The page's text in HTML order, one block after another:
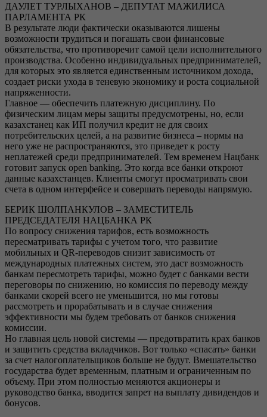
ДАУЛЕТ ТУРЛЫХАНОВ – ДЕПУТАТ МАЖИЛИСА
ПАРЛАМЕНТА РК
В результате люди фактически оказываются лишены
возможности трудиться и погашать свои финансовые
обязательства, что противоречит самой цели исполнительного
производства. Особенно индивидуальных предпринимателей,
для которых это является единственным источником дохода,
создает риски ухода в теневую экономику и роста социальной
напряженности.
Главное — обеспечить платежную дисциплину. По
физическим лицам меры защиты предусмотрены, но, если
казахстанец как ИП получил кредит не для своих
потребительских целей, а на развитие бизнеса – нормы на
него уже не распространяются, это приведет к росту
неплатежей среди предпринимателей. Тем временем Нацбанк
готовит запуск open banking. Это когда все банки откроют
данные казахстанцев. Клиенты смогут просматривать свои
счета в одном интерфейсе и совершать переводы напрямую.
БЕРИК ШОЛПАНКУЛОВ – ЗАМЕСТИТЕЛЬ
ПРЕДСЕДАТЕЛЯ НАЦБАНКА РК
По вопросу снижения тарифов, есть возможность
пересматривать тарифы с учетом того, что развитие
мобильных и QR-переводов снизит зависимость от
международных платежных систем, это даст возможность
банкам пересмотреть тарифы, можно будет с банками вести
переговоры по снижению, но комиссия по переводу между
банками скорей всего не уменьшится, но мы готовы
рассмотреть и прорабатывать и в случае снижения
эффективности мы будем требовать от банков снижения
комиссии.
Но главная цель новой системы — предотвратить крах банков
и защитить средства вкладчиков. Вот только «спасать» банки
за счет налогоплательщиков больше не будут. Вмешательство
государства будет временным, платным и ограниченным по
объему. При этом полностью меняются акционеры и
руководство банка, вводится запрет на выплату дивидендов и
бонусов.